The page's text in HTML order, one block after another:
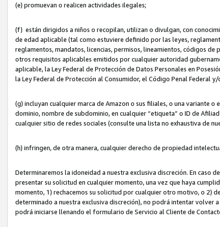
(e) promuevan o realicen actividades ilegales;
(f) están dirigidos a niños o recopilan, utilizan o divulgan, con
de edad aplicable (tal como estuviere definido por las leyes,
reglamentos, mandatos, licencias, permisos, lineamientos, códigos
otros requisitos aplicables emitidos por cualquier autoridad
aplicable, la Ley Federal de Protección de Datos Personales en
la Ley Federal de Protección al Consumidor, el Código Penal Federal
(g) incluyan cualquier marca de Amazon o sus filiales, o una variante
dominio, nombre de subdominio, en cualquier “etiqueta” o ID de
cualquier sitio de redes sociales (consulte una lista no exhaustiva de
(h) infringen, de otra manera, cualquier derecho de propiedad
Determinaremos la idoneidad a nuestra exclusiva discreción. En caso
presentar su solicitud en cualquier momento, una vez que haya
momento, 1) rechacemos su solicitud por cualquier otro motivo, o 2)
determinado a nuestra exclusiva discreción), no podrá intentar volver
podrá iniciarse llenando el formulario de Servicio al Cliente de